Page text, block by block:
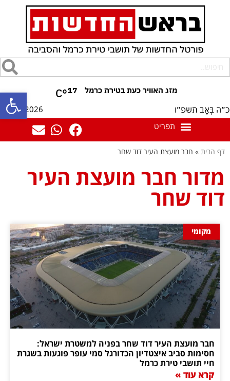
פתח 17
°C
כ״ה בְּאָב תשפ״ו 08/08/2026
דף הבית » חבר מועצת העיר דוד שחר
מדור חבר מועצת העיר
דוד שחר
מקומי
חבר מועצת העיר דוד שחר בפניה למשטרת ישראל:
חסימות סביב איצטדיון הכדורגל סמי עופר פוגעות בשגרת
חיי תושבי טירת כרמל
קרא עוד »